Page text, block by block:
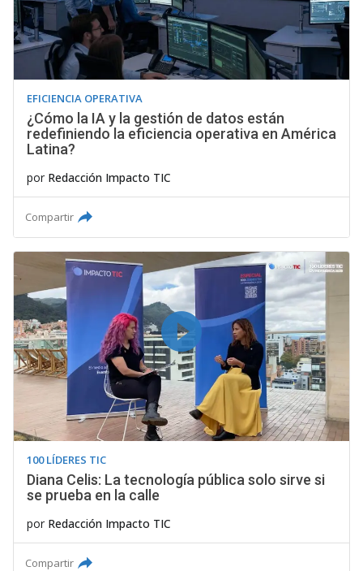
EFICIENCIA OPERATIVA
¿Cómo la IA y la gestión de datos están
redefiniendo la eficiencia operativa en América
Latina?
por Redacción Impacto TIC
Compartir
100 LÍDERES TIC
Diana Celis: La tecnología pública solo sirve si
se prueba en la calle
por Redacción Impacto TIC
Compartir